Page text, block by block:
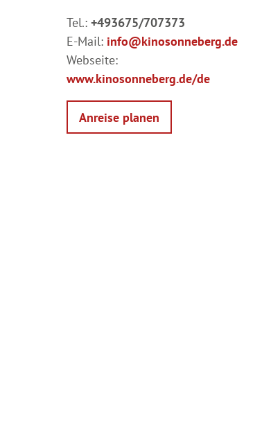
Tel.: +493675/707373
E-Mail: info@kinosonneberg.de
Webseite:
www.kinosonneberg.de/de
Anreise planen